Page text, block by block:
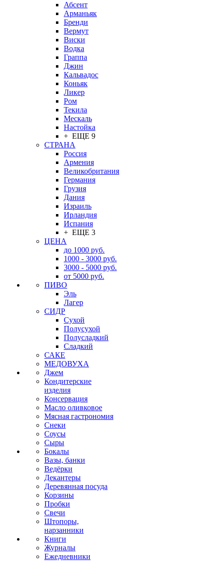
Абсент
Арманьяк
Бренди
Вермут
Виски
Водка
Граппа
Джин
Кальвадос
Коньяк
Ликер
Ром
Текила
Мескаль
Настойка
+ ЕЩЕ 9
СТРАНА
Россия
Армения
Великобритания
Германия
Грузия
Дания
Израиль
Ирландия
Испания
+ ЕЩЕ 3
ЦЕНА
до 1000 руб.
1000 - 3000 руб.
3000 - 5000 руб.
от 5000 руб.
ПИВО
Эль
Лагер
СИДР
Сухой
Полусухой
Полусладкий
Сладкий
САКЕ
МЕДОВУХА
Джем
Кондитерские
изделия
Консервация
Масло оливковое
Мясная гастрономия
Снеки
Соусы
Сыры
Бокалы
Вазы, банки
Ведёрки
Декантеры
Деревянная посуда
Корзины
Пробки
Свечи
Штопоры,
нарзанники
Книги
Журналы
Ежедневники